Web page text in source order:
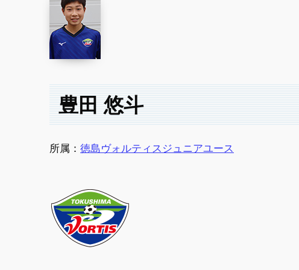
豊田 悠斗
所属： 徳島ヴォルティスジュニアユース